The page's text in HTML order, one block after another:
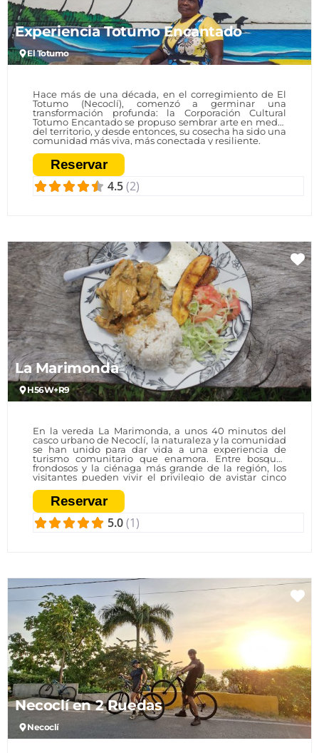
Experiencia Totumo Encantado
El Totumo
Hace más de una década, en el corregimiento de El
Totumo (Necoclí), comenzó a germinar una
transformación profunda: la Corporación Cultural
Totumo Encantado se propuso sembrar arte en medio
del territorio, y desde entonces, su cosecha ha sido una
comunidad más viva, más conectada y resiliente.
Reservar
4.5(2)
La Marimonda
H56W+R9
En la vereda La Marimonda, a unos 40 minutos del
casco urbano de Necoclí, la naturaleza y la comunidad
se han unido para dar vida a una experiencia de
turismo comunitario que enamora. Entre bosques
frondosos y la ciénaga más grande de la región, los
visitantes pueden vivir el privilegio de avistar cinco
compartir con la gente que protege este territorio. Un
proyecto que no solo abre las puertas a los turistas,
sino que fortalece la economía local y fomenta la
conservación de los ecosistemas.
Reservar
5.0(1)
Necoclí en 2 Ruedas
Necoclí